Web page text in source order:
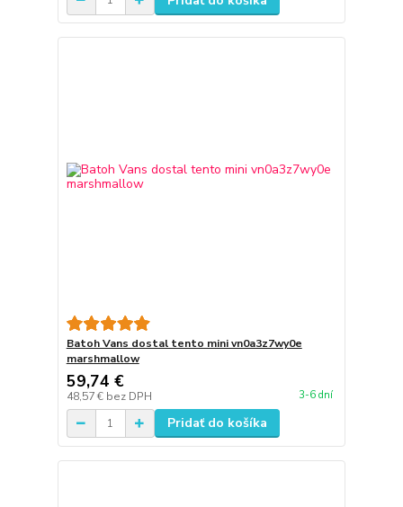
Batoh Vans dostal tento mini vn0a3z7wy0e
marshmallow
59,74 €
48,57 € bez DPH 3-6 dní
Pridať do košíka